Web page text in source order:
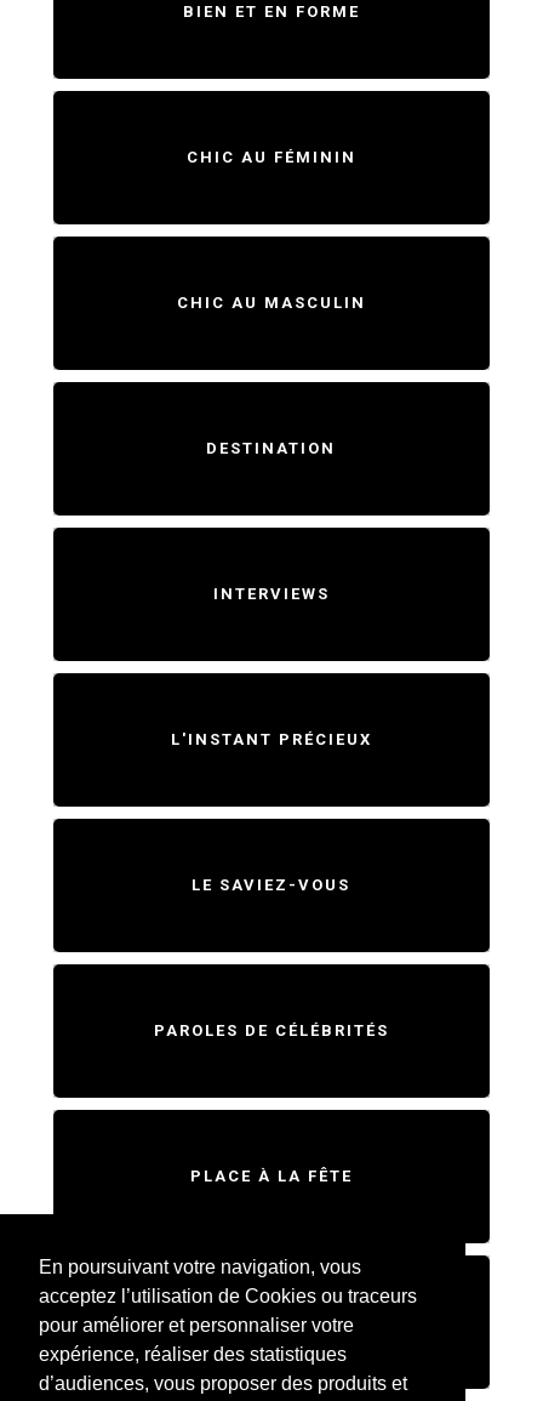
En poursuivant votre navigation, vous
acceptez l’utilisation de Cookies ou traceurs
pour améliorer et personnaliser votre
expérience, réaliser des statistiques
d’audiences, vous proposer des produits et
BIEN ET EN FORME
CHIC AU FÉMININ
CHIC AU MASCULIN
DESTINATION
INTERVIEWS
L'INSTANT PRÉCIEUX
LE SAVIEZ-VOUS
PAROLES DE CÉLÉBRITÉS
PLACE À LA FÊTE
SWEET HOME